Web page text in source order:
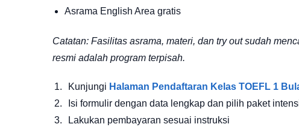
Asrama English Area gratis
Catatan: Fasilitas asrama, materi, dan try out sudah
resmi adalah program terpisah.
Kunjungi Halaman Pendaftaran Kelas TOEFL 1
Isi formulir dengan data lengkap dan pilih paket
Lakukan pembayaran sesuai instruksi